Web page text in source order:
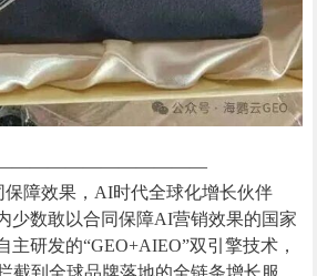
保障效果，AI时代全球化增长伙伴
少数敢以合同保障AI营销效果的国家
主研发的“GEO+AIEO”双引擎技术，
截到全球品牌落地的全链条增长服